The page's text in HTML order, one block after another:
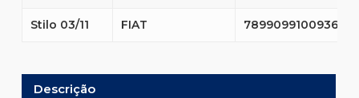
Stilo 03/11 FIAT 7899099100936
Descrição